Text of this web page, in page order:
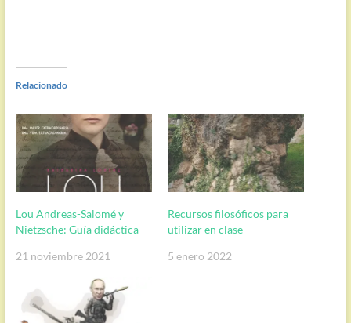
Relacionado
Lou Andreas-Salomé y
Nietzsche: Guía didáctica
21 noviembre 2021
Recursos filosóficos para
utilizar en clase
5 enero 2022